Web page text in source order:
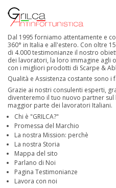
Dal 1995 forniamo attentamente e
360° in Italia e all'estero. Con oltre
di 4.000 testimonianze il nostro
dei lavoratori, la loro immagine agli
con i migliori prodotti di Scarpe &
Qualità e Assistenza costante sono
Grazie ai nostri consulenti esperti,
diventeremo il tuo nuovo partner
maggior parte dei lavoratori Italiani.
Chi è "GRILCA?"
Promessa del Marchio
La nostra Mission: perchè
La nostra Storia
Mappa del sito
Parlano di Noi
Pagina Testimonianze
Lavora con noi